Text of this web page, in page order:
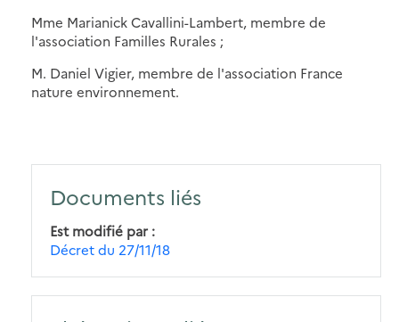
Mme Marianick Cavallini-Lambert, membre de
l'association Familles Rurales ;
M. Daniel Vigier, membre de l'association France
nature environnement.
Documents liés
Est modifié par
Décret du 27/11/18